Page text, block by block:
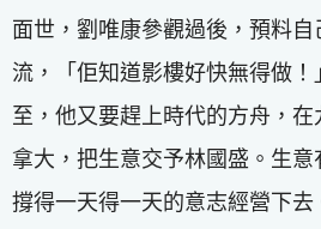
面世，劉唯康參觀過後，預料
流，「佢知道影樓好快無得做
至，他又要趕上時代的方舟，
拿大，把生意交予林國盛。生
撐得一天得一天的意志經營下